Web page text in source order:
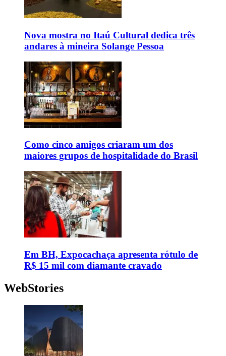
Nova mostra no Itaú Cultural dedica três
andares à mineira Solange Pessoa
Como cinco amigos criaram um dos
maiores grupos de hospitalidade do Brasil
Em BH, Expocachaça apresenta rótulo de
R$ 15 mil com diamante cravado
WebStories